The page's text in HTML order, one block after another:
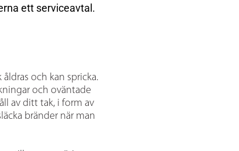
ett serviceavtal.
och kan spricka.
och oväntade
av ditt tak, i form av
bränder när man